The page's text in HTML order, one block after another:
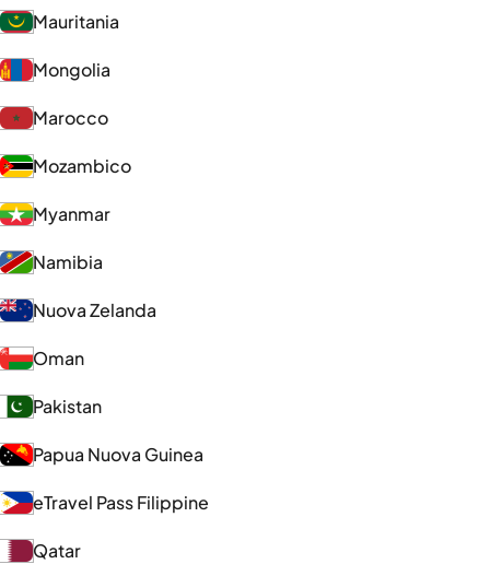
Mauritania
Mongolia
Marocco
Mozambico
Myanmar
Namibia
Nuova Zelanda
Oman
Pakistan
Papua Nuova Guinea
eTravel Pass Filippine
Qatar